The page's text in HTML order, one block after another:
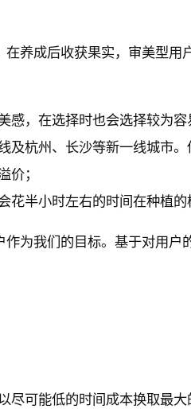
养成后收获果实，审美型用
，在选择时也会选择较为容
及杭州、长沙等新一线城市
价；
半小时左右的时间在种植的
为我们的目标。基于对用户
可能低的时间成本换取最大